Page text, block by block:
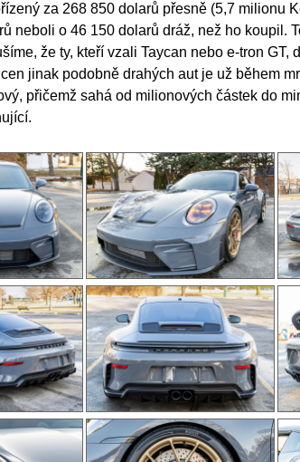
za 268 850 dolarů přesně (5,7 milionu
neboli o 46 150 dolarů dráž, než ho koupil.
že ty, kteří vzali Taycan nebo e-tron GT,
jinak podobně drahých aut je už během
přičemž sahá od milionových částek do